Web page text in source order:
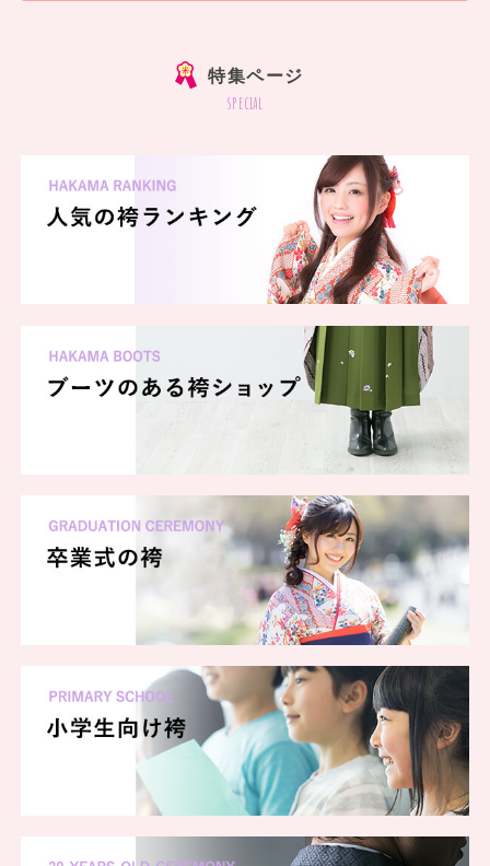
特集ページ
special